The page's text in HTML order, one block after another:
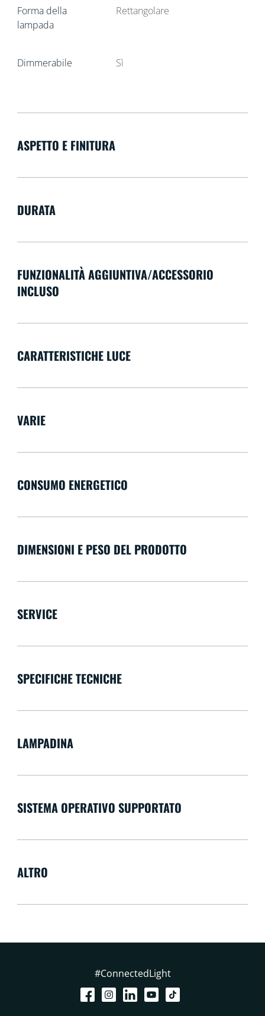
Forma della
lampada
Rettangolare
Dimmerabile Sì
ASPETTO E FINITURA
DURATA
FUNZIONALITÀ AGGIUNTIVA/ACCESSORIO
INCLUSO
CARATTERISTICHE LUCE
VARIE
CONSUMO ENERGETICO
DIMENSIONI E PESO DEL PRODOTTO
SERVICE
SPECIFICHE TECNICHE
LAMPADINA
SISTEMA OPERATIVO SUPPORTATO
ALTRO
#ConnectedLight